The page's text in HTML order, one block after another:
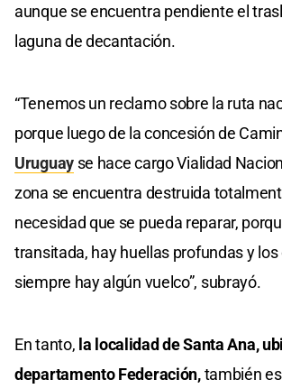
aunque se encuentra pendiente el
laguna de decantación.
“Tenemos un reclamo sobre la ruta
porque luego de la concesión de
Uruguayse hace cargo Vialidad
zona se encuentra destruida
necesidad que se pueda reparar,
transitada, hay huellas profundas y los
siempre hay algún vuelco”, subrayó.
En tanto, la localidad de Santa Ana,
departamento Federación,también